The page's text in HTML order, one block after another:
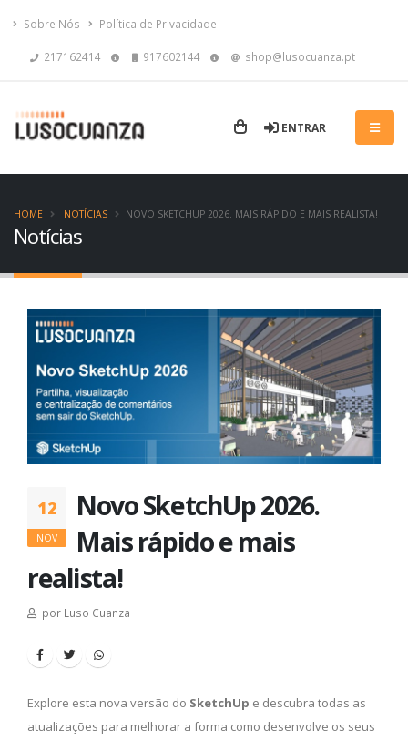
Sobre Nós Política de Privacidade
217162414 917602144 shop@lusocuanza.pt
ENTRAR
Notícias
HOME NOTÍCIAS NOVO SKETCHUP 2026. MAIS RÁPIDO E MAIS REALISTA!
12
NOV
Novo SketchUp 2026.
Mais rápido e mais
realista!
por Luso Cuanza
Explore esta nova versão do SketchUp e descubra todas as
atualizações para melhorar a forma como desenvolve os seus